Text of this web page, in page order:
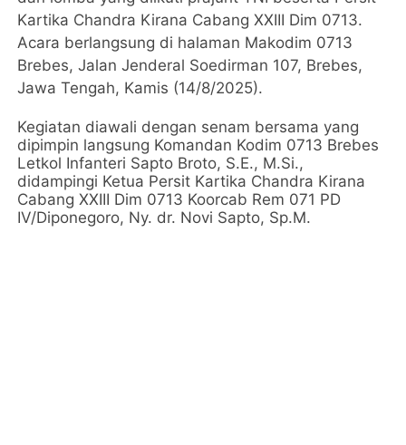
Kartika Chandra Kirana Cabang XXIII Dim 0713.
Acara berlangsung di halaman Makodim 0713
Brebes, Jalan Jenderal Soedirman 107, Brebes,
Jawa Tengah, Kamis (14/8/2025).
Kegiatan diawali dengan senam bersama yang
dipimpin langsung Komandan Kodim 0713 Brebes
Letkol Infanteri Sapto Broto, S.E., M.Si.,
didampingi Ketua Persit Kartika Chandra Kirana
Cabang XXIII Dim 0713 Koorcab Rem 071 PD
IV/Diponegoro, Ny. dr. Novi Sapto, Sp.M.